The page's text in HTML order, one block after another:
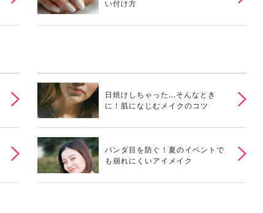
い付け方
日焼けしちゃった...そんなとき
に！肌になじむメイクのコツ
パンダ目を防ぐ！夏のイベントで
も崩れにくいアイメイク